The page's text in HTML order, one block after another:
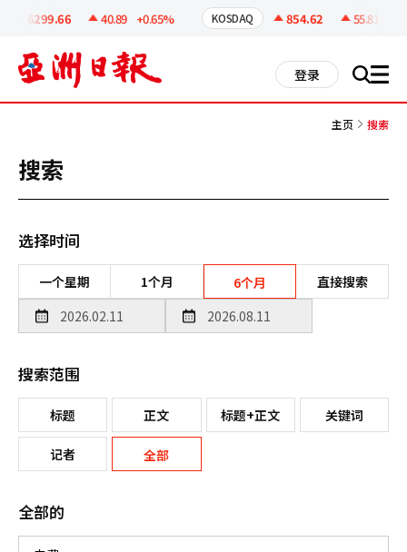
6299.66 40.89 +0.65% KOSDAQ 854.62 55.81
登录 搜 all
主页 搜索
搜索
选择时间
一个星期 1个月 6个月 直接搜索
搜索范围
标题 正文 标题+正文 关键词
记者 全部
全部的